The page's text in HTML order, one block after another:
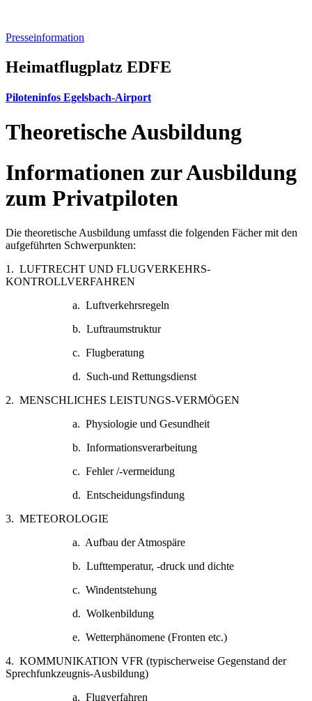
Presseinformation
Heimatflugplatz EDFE
Piloteninfos Egelsbach-Airport
Theoretische Ausbildung
Informationen zur Ausbildung
zum Privatpiloten
Die theoretische Ausbildung umfasst die folgenden Fächer mit den
aufgeführten Schwerpunkten:
1. LUFTRECHT UND FLUGVERKEHRS-
KONTROLLVERFAHREN
a. Luftverkehrsregeln
b. Luftraumstruktur
c. Flugberatung
d. Such-und Rettungsdienst
2. MENSCHLICHES LEISTUNGS-VERMÖGEN
a. Physiologie und Gesundheit
b. Informationsverarbeitung
c. Fehler /-vermeidung
d. Entscheidungsfindung
3. METEOROLOGIE
a. Aufbau der Atmospäre
b. Lufttemperatur, -druck und dichte
c. Windentstehung
d. Wolkenbildung
e. Wetterphänomene (Fronten etc.)
4. KOMMUNIKATION VFR (typischerweise Gegenstand der
Sprechfunkzeugnis-Ausbildung)
a. Flugverfahren